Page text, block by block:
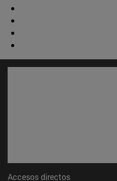
Accesos directos